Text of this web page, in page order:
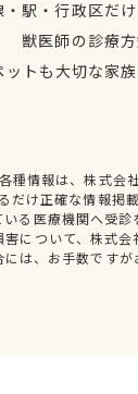
・駅・行政区だ
獣医師の診療
ットも大切な家
種情報は、株式会
だけ正確な情報掲
る医療機関へ受診
について、株式
は、お手数です